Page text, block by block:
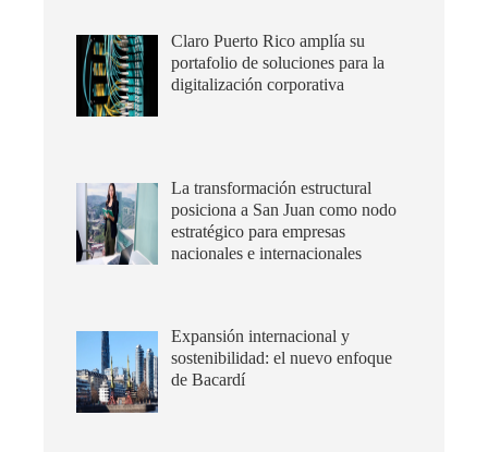
Claro Puerto Rico amplía su
portafolio de soluciones para la
digitalización corporativa
La transformación estructural
posiciona a San Juan como nodo
estratégico para empresas
nacionales e internacionales
Expansión internacional y
sostenibilidad: el nuevo enfoque
de Bacardí